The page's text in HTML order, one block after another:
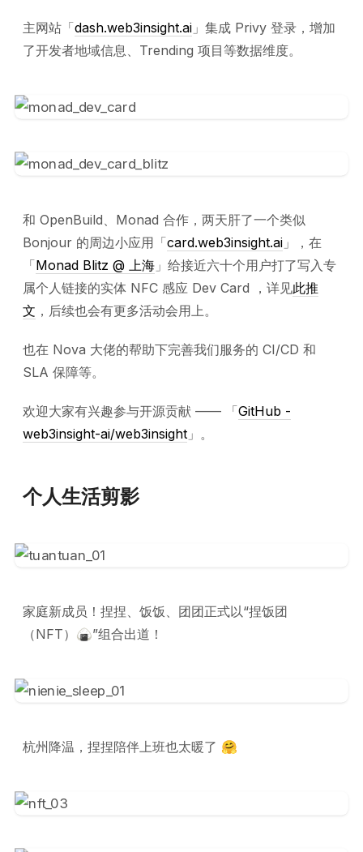
主网站「dash.web3insight.ai 」集成 Privy 登录，增加
了开发者地域信息、Trending 项目等数据维度。
和 OpenBuild、Monad 合作，两天肝了一个类似
Bonjour 的周边小应用「card.web3insight.ai 」，在
「Monad Blitz @ 上海 」给接近六十个用户打了写入专
属个人链接的实体 NFC 感应 Dev Card ，详见此推
文 ，后续也会有更多活动会用上。
也在 Nova 大佬的帮助下完善我们服务的 CI/CD 和
SLA 保障等。
欢迎大家有兴趣参与开源贡献 —— 「GitHub -
web3insight-ai/web3insight 」。
个人生活剪影
家庭新成员！捏捏、饭饭、团团正式以“捏饭团
（NFT）🍙”组合出道！
杭州降温，捏捏陪伴上班也太暖了 🤗